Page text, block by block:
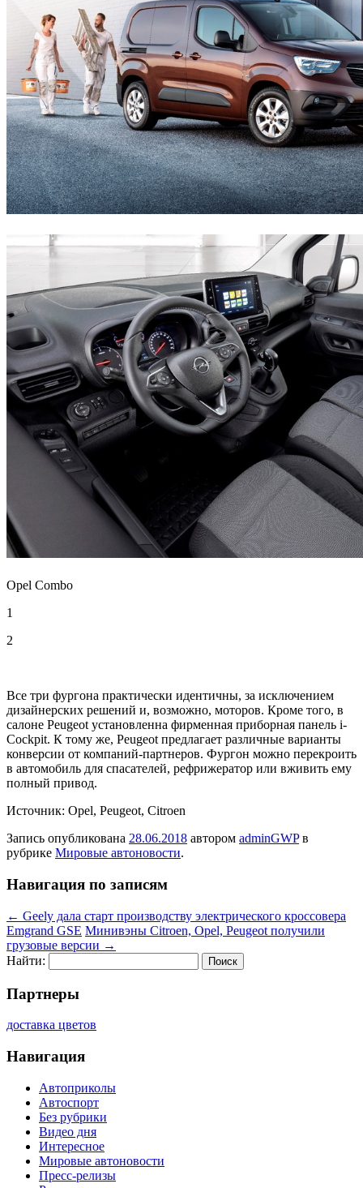
Opel Combo
1
2
Все три фургона практически идентичны, за исключением
дизайнерских решений и, возможно, моторов. Кроме того, в
салоне Peugeot установленна фирменная приборная панель i-
Cockpit. К тому же, Peugeot предлагает различные варианты
конверсии от компаний-партнеров. Фургон можно перекроить
в автомобиль для спасателей, рефрижератор или вживить ему
полный привод.
Источник: Opel, Peugeot, Citroen
Запись опубликована 28.06.2018 автором adminGWPв
рубрике Мировые автоновости.
Навигация по записям
← Geely дала старт производству электрического кроссовера
Emgrand GSE Минивэны Citroen, Opel, Peugeot получили
грузовые версии →
Найти:
Партнеры
доставка цветов
Навигация
Автоприколы
Автоспорт
Без рубрики
Видео дня
Интересное
Мировые автоновости
Пресс-релизы